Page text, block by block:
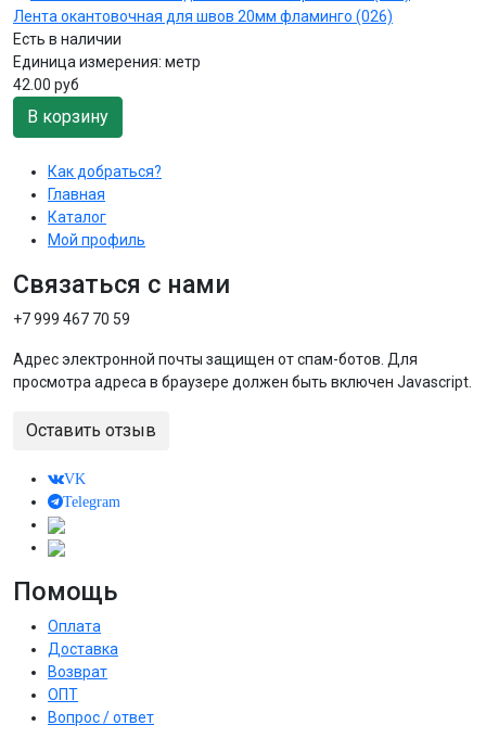
Лента окантовочная для швов 20мм фламинго (026)
Есть в наличии
Единица измерения: метр
42.00 руб
В корзину
Как добраться?
Главная
Каталог
Мой профиль
Связаться с нами
+7 999 467 70 59
Адрес электронной почты защищен от спам-ботов. Для
просмотра адреса в браузере должен быть включен Javascript.
Оставить отзыв
VK
Telegram
Помощь
Оплата
Доставка
Возврат
ОПТ
Вопрос / ответ